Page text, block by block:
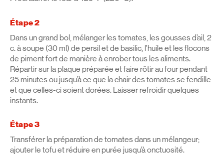
Étape 2
Dans un grand bol, mélanger les tomates, les gousses d’ail, 2
c. à soupe (30 ml) de persil et de basilic, l’huile et les flocons
de piment fort de manière à enrober tous les aliments.
Répartir sur la plaque préparée et faire rôtir au four pendant
25 minutes ou jusqu’à ce que la chair des tomates se fendille
et que celles-ci soient dorées. Laisser refroidir quelques
instants.
Étape 3
Transférer la préparation de tomates dans un mélangeur;
ajouter le tofu et réduire en purée jusqu’à onctuosité.